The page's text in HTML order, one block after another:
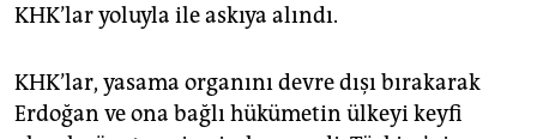
KHK’lar yoluyla ile askıya alındı.
KHK’lar, yasama organını devre dışı bırakarak
Erdoğan ve ona bağlı hükümetin ülkeyi keyfi